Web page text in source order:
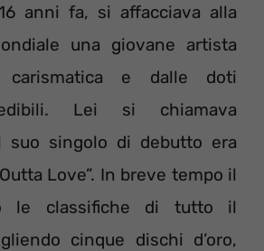
anni fa, si affacciava alla
una giovane artista
carismatica e dalle doti
Lei si chiamava
suo singolo di debutto era
Love”. In breve tempo il
le classifiche di tutto il
cinque dischi d’oro,